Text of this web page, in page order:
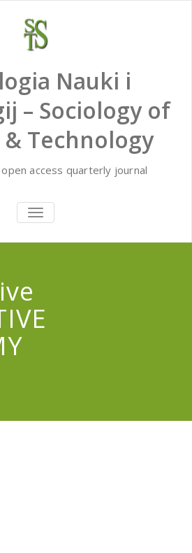
Nauki i
– Sociology of
& Technology
access quarterly journal
TOGGLE
NAVIGATION